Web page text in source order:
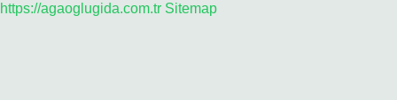
https://agaoglugida.com.tr Sitemap